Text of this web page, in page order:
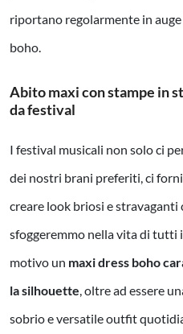
riportano regolarmente in
boho.
Abito maxi con stampe in
da festival
I festival musicali non solo ci
dei nostri brani preferiti, ci
creare look briosi e
sfoggeremmo nella vita di tutti
motivo un maxi dress boho
la silhouette , oltre ad essere
sobrio e versatile outfit